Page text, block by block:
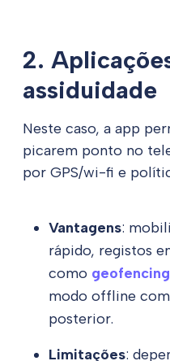
2.
assiduidade
Neste caso, a app
picarem ponto no
por GPS/wi-fi e
Vantagens:
rápido, registos
como geofencing
modo offline
posterior.
Limitações: